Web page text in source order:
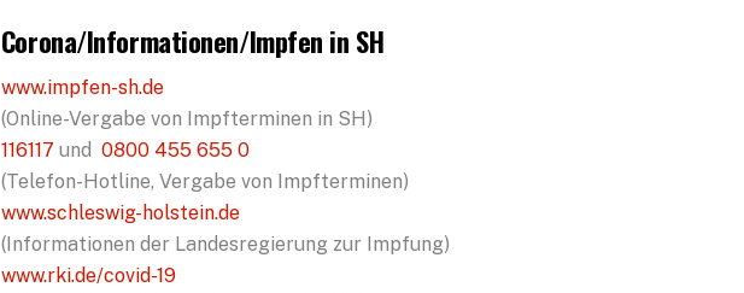
Corona/Informationen/Impfen in SH
www.impfen-sh.de
(Online-Vergabe von Impfterminen in SH)
116117 und 0800 455 655 0
(Telefon-Hotline, Vergabe von Impfterminen)
www.schleswig-holstein.de
(Informationen der Landesregierung zur Impfung)
www.rki.de/covid-19